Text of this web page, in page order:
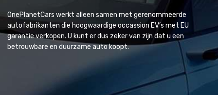
OnePlanetCars werkt alleen samen met gerenommeerde
autofabrikanten die hoogwaardige occassion EV’s met EU
garantie verkopen. U kunt er dus zeker van zijn dat u een
betrouwbare en duurzame auto koopt.